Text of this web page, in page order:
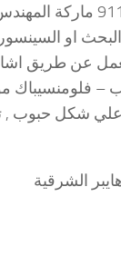
ماكينة تعبئة وتغليف المنتجات و القطع و كل شيئ
او السينسور
عن طريق
شكل حبوب ,